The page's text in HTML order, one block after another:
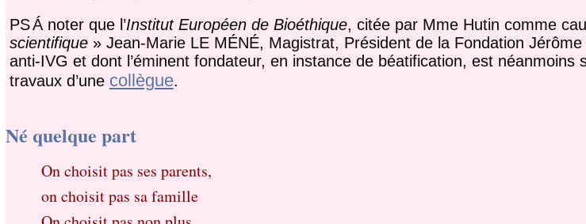
PSÁ noter que l’Institut Européen de Bioéthique, citée par Mme Hutin comme
scientifique» Jean-Marie LE MÉNÉ, Magistrat, Président de la Fondation
anti-IVG et dont l’éminent fondateur, en instance de béatification, est néanmoins
travaux d’une collègue.
Né quelque part
On choisit pas ses parents,
on choisit pas sa famille